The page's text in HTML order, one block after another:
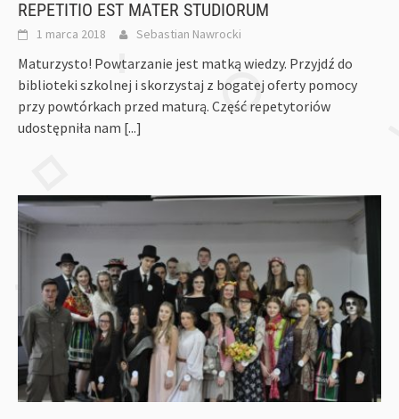
REPETITIO EST MATER STUDIORUM
1 marca 2018 Sebastian Nawrocki
Maturzysto! Powtarzanie jest matką wiedzy. Przyjdź do
biblioteki szkolnej i skorzystaj z bogatej oferty pomocy
przy powtórkach przed maturą. Część repetytoriów
udostępniła nam [...]